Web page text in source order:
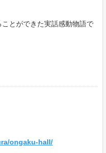
とができた実話感動物語で
ongaku-hall/